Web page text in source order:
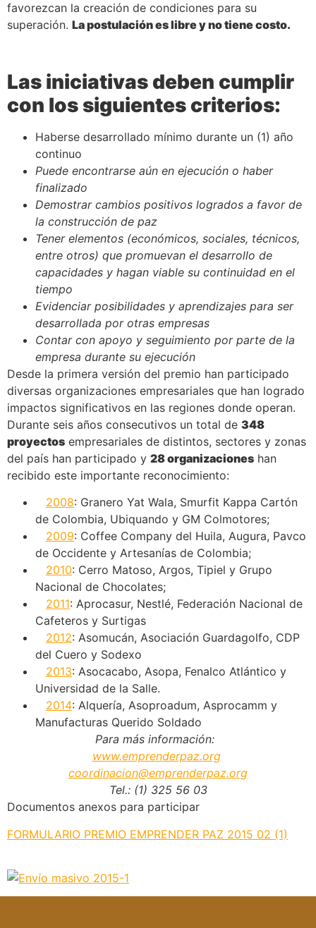
favorezcan la creación de condiciones para su
superación. La postulación es libre y no tiene costo.
Las iniciativas deben cumplir
con los siguientes criterios:
Haberse desarrollado mínimo durante un (1) año
continuo
Puede encontrarse aún en ejecución o haber
finalizado
Demostrar cambios positivos logrados a favor de
la construcción de paz
Tener elementos (económicos, sociales, técnicos,
entre otros) que promuevan el desarrollo de
capacidades y hagan viable su continuidad en el
tiempo
Evidenciar posibilidades y aprendizajes para ser
desarrollada por otras empresas
Contar con apoyo y seguimiento por parte de la
empresa durante su ejecución
Desde la primera versión del premio han participado
diversas organizaciones empresariales que han logrado
impactos significativos en las regiones donde operan.
Durante seis años consecutivos un total de 348
proyectos empresariales de distintos, sectores y zonas
del país han participado y 28 organizaciones han
recibido este importante reconocimiento:
2008: Granero Yat Wala, Smurfit Kappa Cartón
de Colombia, Ubiquando y GM Colmotores;
2009: Coffee Company del Huila, Augura, Pavco
de Occidente y Artesanías de Colombia;
2010: Cerro Matoso, Argos, Tipiel y Grupo
Nacional de Chocolates;
2011: Aprocasur, Nestlé, Federación Nacional de
Cafeteros y Surtigas
2012: Asomucán, Asociación Guardagolfo, CDP
del Cuero y Sodexo
2013: Asocacabo, Asopa, Fenalco Atlántico y
Universidad de la Salle.
2014: Alquería, Asoproadum, Asprocamm y
Manufacturas Querido Soldado
Para más información:
www.emprenderpaz.org
coordinacion@emprenderpaz.org
Tel.: (1) 325 56 03
Documentos anexos para participar
FORMULARIO PREMIO EMPRENDER PAZ 2015 02 (1)